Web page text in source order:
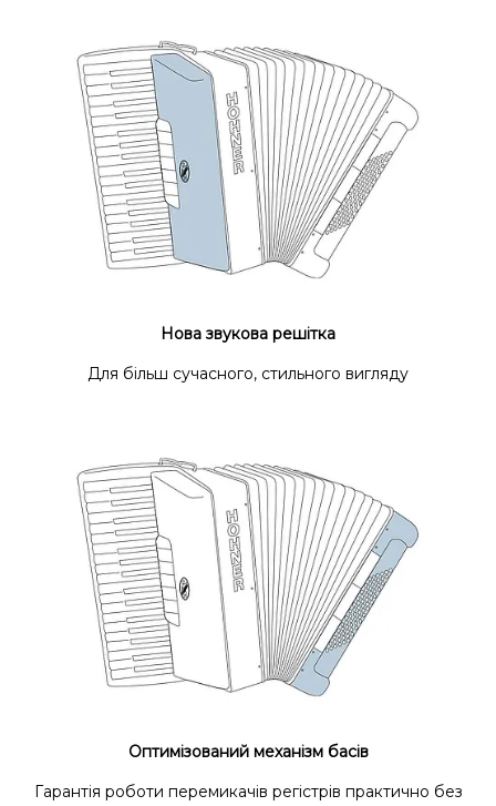
Нова звукова решітка
Для більш сучасного, стильного вигляду
Оптимізований механізм басів
Гарантія роботи перемикачів регістрів практично без